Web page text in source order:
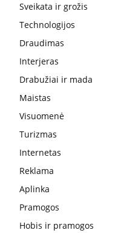
Sveikata ir grožis
Technologijos
Draudimas
Interjeras
Drabužiai ir mada
Maistas
Visuomenė
Turizmas
Internetas
Reklama
Aplinka
Pramogos
Hobis ir pramogos